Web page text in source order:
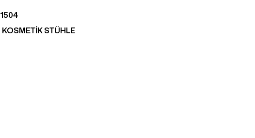
1504
KOSMETİK STÜHLE